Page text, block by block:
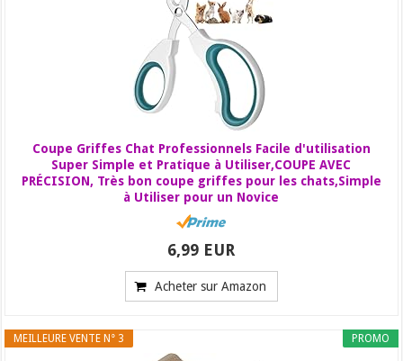
Coupe Griffes Chat Professionnels Facile d'utilisation
Super Simple et Pratique à Utiliser,COUPE AVEC
PRÉCISION, Très bon coupe griffes pour les chats,Simple
à Utiliser pour un Novice
6,99 EUR
Acheter sur Amazon
PROMO
MEILLEURE VENTE N° 3